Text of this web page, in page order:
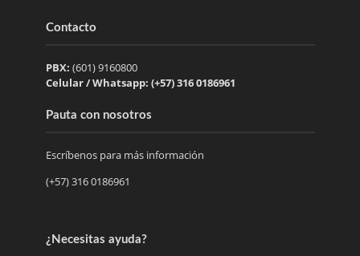
Contacto
PBX: (601) 9160800
Celular / Whatsapp: (+57) 316 0186961
Pauta con nosotros
Escríbenos para más información
(+57) 316 0186961
¿Necesitas ayuda?